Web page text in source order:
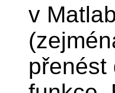
v
přenést